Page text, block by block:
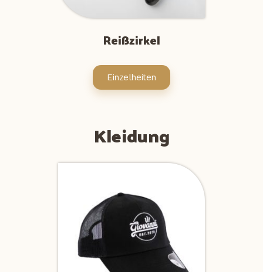
Reißzirkel
Einzelheiten
Kleidung